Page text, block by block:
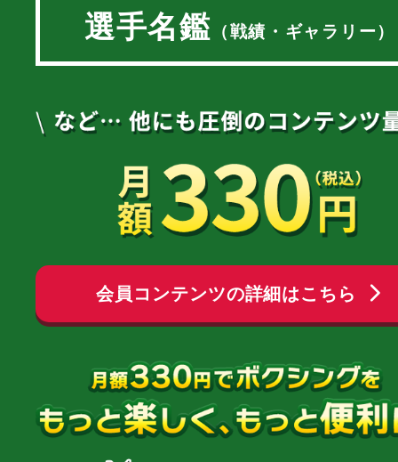
選手名鑑 （戦績・ギャラリー）
会員コンテンツの詳細はこちら